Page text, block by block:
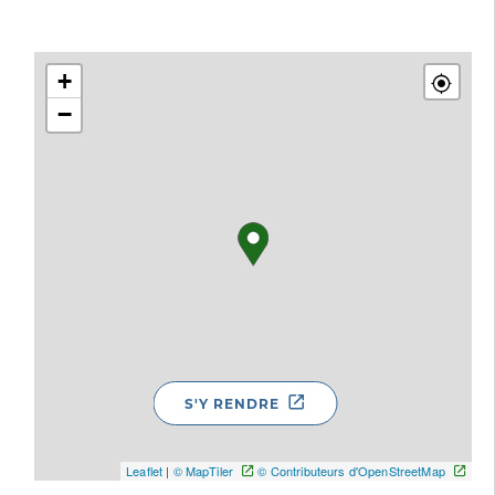
+
−
Leaflet | © MapTiler © Contributeurs d'OpenStreetMap
S'Y RENDRE